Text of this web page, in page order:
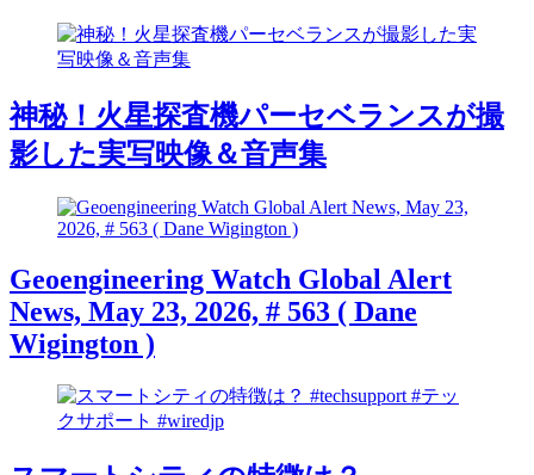
神秘！火星探査機パーセベランスが撮
影した実写映像＆音声集
Geoengineering Watch Global Alert
News, May 23, 2026, # 563 ( Dane
Wigington )